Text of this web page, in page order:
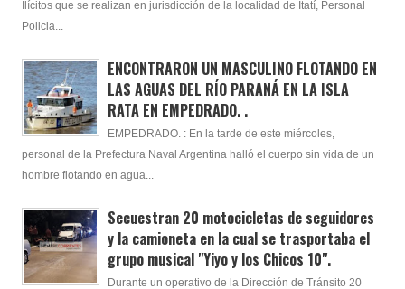
Ilícitos que se realizan en jurisdicción de la localidad de Itatí, Personal
Policia...
ENCONTRARON UN MASCULINO FLOTANDO EN
LAS AGUAS DEL RÍO PARANÁ EN LA ISLA
RATA EN EMPEDRADO. .
EMPEDRADO. : En la tarde de este miércoles,
personal de la Prefectura Naval Argentina halló el cuerpo sin vida de un
hombre flotando en agua...
Secuestran 20 motocicletas de seguidores
y la camioneta en la cual se trasportaba el
grupo musical "Yiyo y los Chicos 10".
Durante un operativo de la Dirección de Tránsito 20